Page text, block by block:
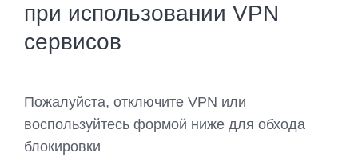
при использовании VPN
сервисов
Пожалуйста, отключите VPN или
воспользуйтесь формой ниже для обхода
блокировки